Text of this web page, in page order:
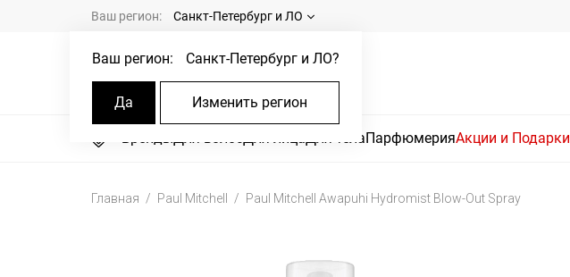
Ваш регион: Санкт-Петербург и ЛО
Ваш регион: Санкт-Петербург и ЛО?
Да Изменить регион
БрендыДля волосДля лицаДля телаПарфюмерияАкции и Подарки
Главная Paul Mitchell Paul Mitchell Awapuhi Hydromist Blow-Out Spray